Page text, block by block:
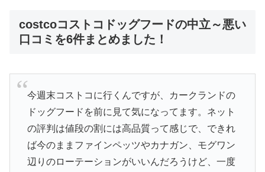
costcoコストコドッグフードの中立～悪い
口コミを6件まとめました！
今週末コストコに行くんですが、カークランドの
ドッグフードを前に見て気になってます。ネット
の評判は値段の割には高品質って感じで、できれ
ば今のままファインペッツやカナガン、モグワン
辺りのローテーションがいいんだろうけど、一度